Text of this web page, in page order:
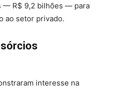
— R$ 9,2 bilhões — para
ao setor privado.
interesse na